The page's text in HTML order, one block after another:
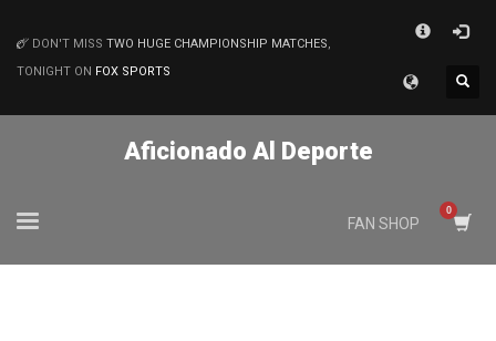
MATCHES
DON'T MISS TWO HUGE CHAMPIONSHIP MATCHES,
TONIGHT ON FOX SPORTS
Aficionado Al Deporte
FAN SHOP